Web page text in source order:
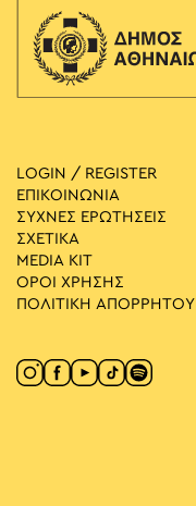
LOGIN / REGISTER
ΕΠΙΚΟΙΝΩΝΙΑ
ΣΥΧΝΕΣ ΕΡΩΤΗΣΕΙΣ
ΣΧΕΤΙΚΑ
MEDIA ΚIT
ΟΡΟΙ ΧΡΗΣΗΣ
ΠΟΛΙΤΙΚΗ ΑΠΟΡΡΗΤΟΥ